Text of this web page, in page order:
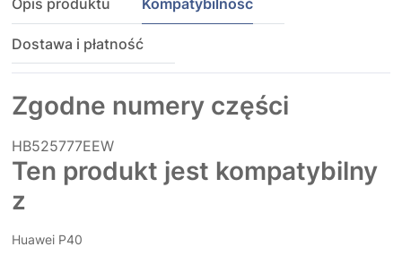
Opis produktu Kompatybilność
Dostawa i płatność
Zgodne numery części
HB525777EEW
Ten produkt jest kompatybilny
z
Huawei P40